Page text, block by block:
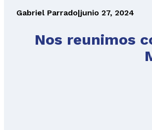
Gabriel Parrado|junio 27, 2024
Nos reunimos